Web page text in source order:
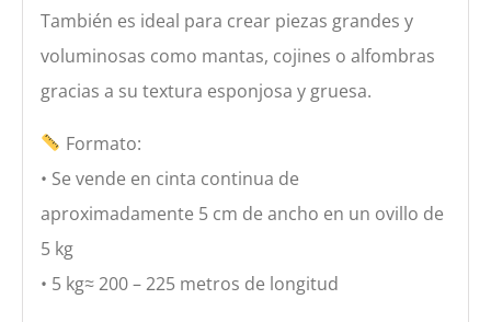
También es ideal para crear piezas grandes y
voluminosas como mantas, cojines o alfombras
gracias a su textura esponjosa y gruesa.
Formato:
• Se vende en cinta continua de
aproximadamente 5 cm de ancho en un ovillo de
5 kg
• 5 kg≈ 200 – 225 metros de longitud